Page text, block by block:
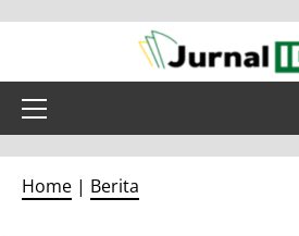
content
Primary
Home | Berita